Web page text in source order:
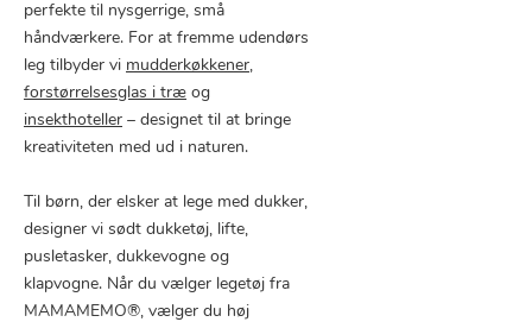
perfekte til nysgerrige, små
håndværkere. For at fremme udendørs
leg tilbyder vi mudderkøkkener,
forstørrelsesglas i træ og
insekthoteller – designet til at bringe
kreativiteten med ud i naturen.
Til børn, der elsker at lege med dukker,
designer vi sødt dukketøj, lifte,
pusletasker, dukkevogne og
klapvogne. Når du vælger legetøj fra
MAMAMEMO®, vælger du høj